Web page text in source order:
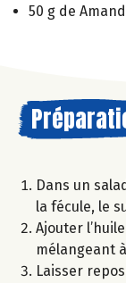
50 g de
Dans un
la fécule, le
Ajouter
mélangeant
Laisser